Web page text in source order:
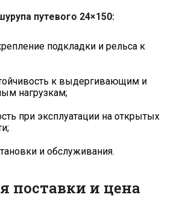
путевого 24×150:
подкладки и рельса к
к выдергивающим и
нагрузкам;
при эксплуатации на открытых
и обслуживания.
поставки и цена